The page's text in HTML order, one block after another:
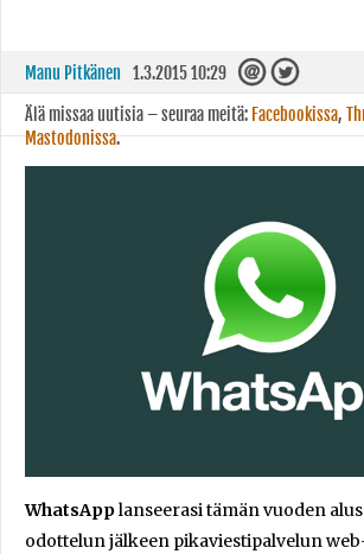
Manu Pitkänen 1.3.2015 10:29
Älä missaa uutisia – seuraa meitä: Facebookissa,
Mastodonissa.
WhatsApplanseerasi tämän vuoden
odottelun jälkeen pikaviestipalvelun